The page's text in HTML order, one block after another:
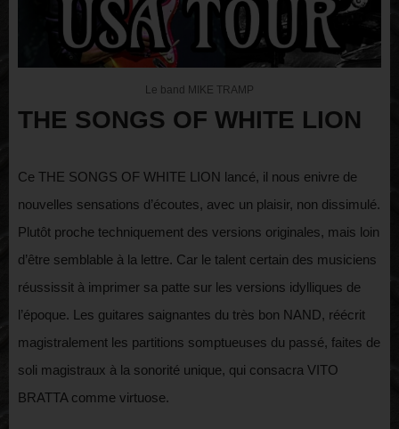
Le band MIKE TRAMP
THE SONGS OF WHITE LION
Ce THE SONGS OF WHITE LION lancé, il nous enivre de
nouvelles sensations d’écoutes, avec un plaisir, non dissimulé.
Plutôt proche techniquement des versions originales, mais loin
d’être semblable à la lettre. Car le talent certain des musiciens
réussissit à imprimer sa patte sur les versions idylliques de
l’époque. Les guitares saignantes du très bon NAND, réécrit
magistralement les partitions somptueuses du passé, faites de
soli magistraux à la sonorité unique, qui consacra VITO
BRATTA comme virtuose.